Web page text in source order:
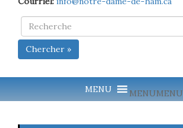
Chercher »
MENUMENU